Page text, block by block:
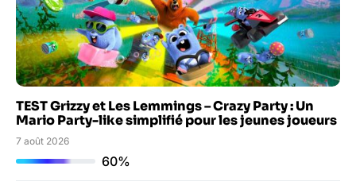
TEST Grizzy et Les Lemmings – Crazy Party : Un
Mario Party-like simplifié pour les jeunes joueurs
7 août 2026
60%